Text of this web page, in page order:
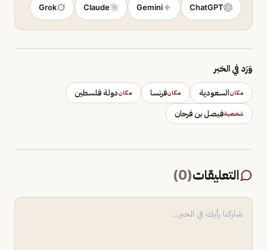
ChatGPT
Gemini
Claude
Grok
وَرَد في الخبر
مكانالسعودية مكانفرنسا مكاندولة فلسطين
شخصيةفيصل بن فرحان
التعليقات(
0
)